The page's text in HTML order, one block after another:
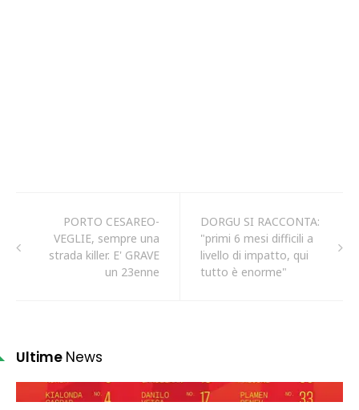
PORTO CESAREO-
VEGLIE, sempre una
strada killer. E' GRAVE
un 23enne
DORGU SI RACCONTA:
"primi 6 mesi difficili a
livello di impatto, qui
tutto è enorme"
Ultime News